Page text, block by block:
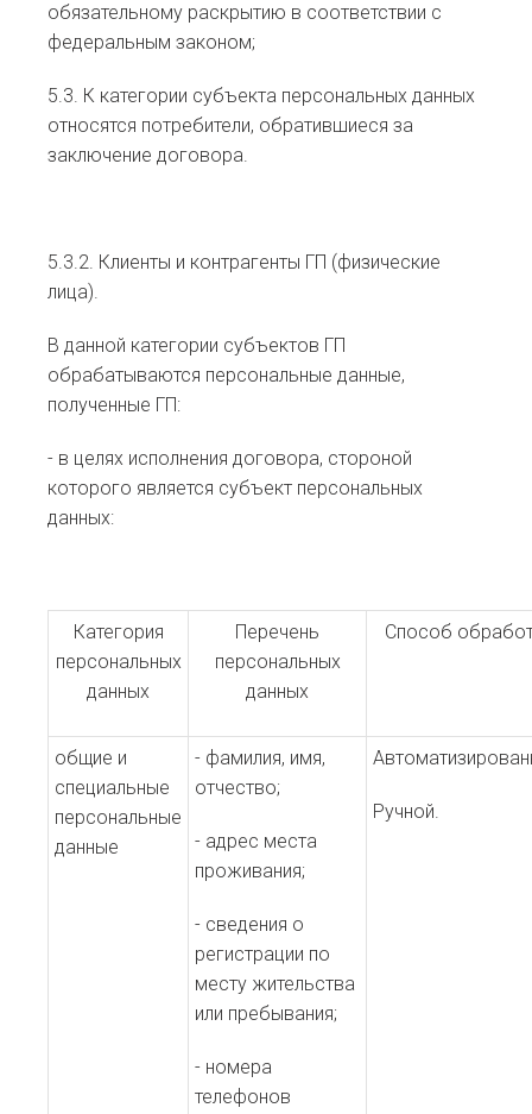
обязательному раскрытию в соответствии с
федеральным законом;
5.3. К категории субъекта персональных данных
относятся потребители, обратившиеся за
заключение договора.
5.3.2. Клиенты и контрагенты ГП (физические
лица).
В данной категории субъектов ГП
обрабатываются персональные данные,
полученные ГП:
- в целях исполнения договора, стороной
которого является субъект персональных
данных:
Категория
персональных
данных
Перечень
персональных
данных
Способ
общие и
специальные
персональные
данные
- фамилия, имя,
отчество;
- адрес места
проживания;
- сведения о
регистрации по
месту жительства
или пребывания;
- номера
телефонов
Ручной.